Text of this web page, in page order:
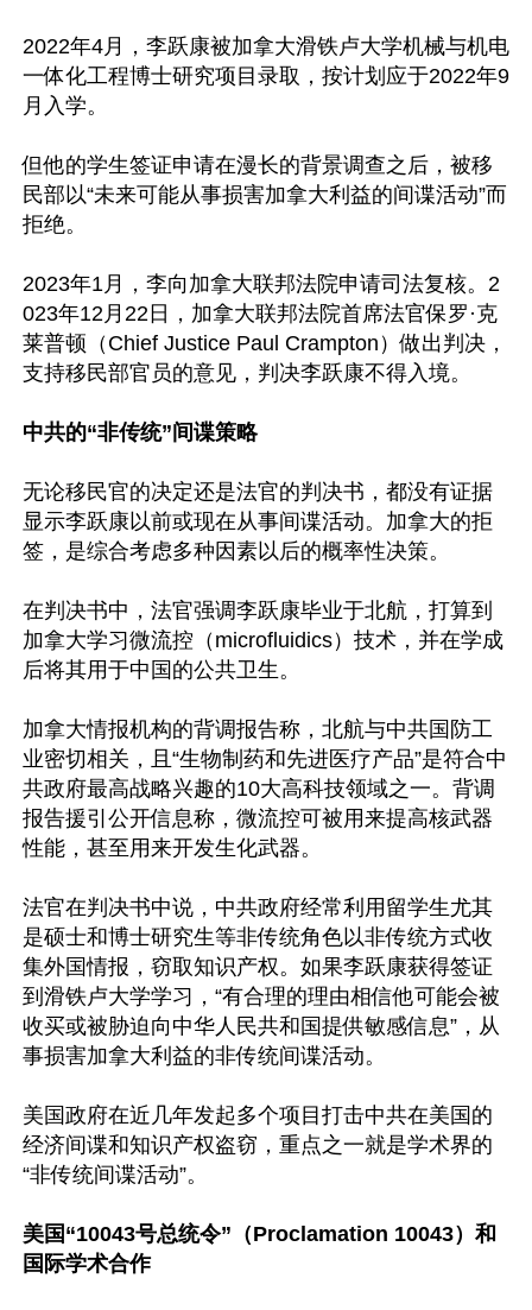
2022年4月，李跃康被加拿大滑铁卢大学机械与机电
一体化工程博士研究项目录取，按计划应于2022年9
月入学。
但他的学生签证申请在漫长的背景调查之后，被移
民部以“未来可能从事损害加拿大利益的间谍活动”而
拒绝。
2023年1月，李向加拿大联邦法院申请司法复核。2
023年12月22日，加拿大联邦法院首席法官保罗·克
莱普顿（Chief Justice Paul Crampton）做出判决，
支持移民部官员的意见，判决李跃康不得入境。
中共的“非传统”间谍策略
无论移民官的决定还是法官的判决书，都没有证据
显示李跃康以前或现在从事间谍活动。加拿大的拒
签，是综合考虑多种因素以后的概率性决策。
在判决书中，法官强调李跃康毕业于北航，打算到
加拿大学习微流控（microfluidics）技术，并在学成
后将其用于中国的公共卫生。
加拿大情报机构的背调报告称，北航与中共国防工
业密切相关，且“生物制药和先进医疗产品”是符合中
共政府最高战略兴趣的10大高科技领域之一。背调
报告援引公开信息称，微流控可被用来提高核武器
性能，甚至用来开发生化武器。
法官在判决书中说，中共政府经常利用留学生尤其
是硕士和博士研究生等非传统角色以非传统方式收
集外国情报，窃取知识产权。如果李跃康获得签证
到滑铁卢大学学习，“有合理的理由相信他可能会被
收买或被胁迫向中华人民共和国提供敏感信息”，从
事损害加拿大利益的非传统间谍活动。
美国政府在近几年发起多个项目打击中共在美国的
经济间谍和知识产权盗窃，重点之一就是学术界的
“非传统间谍活动”。
美国“10043号总统令”（Proclamation 10043）和
国际学术合作